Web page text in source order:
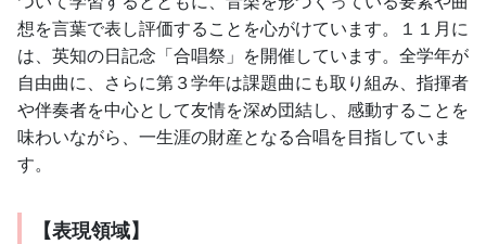
想を言葉で表し評価することを心がけています。１１月に
は、英知の日記念「合唱祭」を開催しています。全学年が
自由曲に、さらに第３学年は課題曲にも取り組み、指揮者
や伴奏者を中心として友情を深め団結し、感動することを
味わいながら、一生涯の財産となる合唱を目指していま
す。
【表現領域】